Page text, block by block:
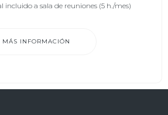
incluido a sala de reuniones (5 h./mes)
MÁS INFORMACIÓN